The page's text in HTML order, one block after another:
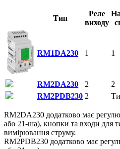
Тип
Реле
виходу
RM1DA230 1 1
RM2DA230 2 2
RM2PDB230 2
RM2DA230 додатково має
або 21-ша), кнопки та входи для
вимірювання струму.
RM2PDB230 додатково має